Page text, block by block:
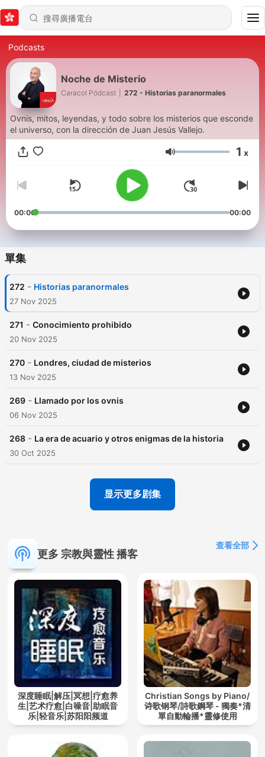
Podcasts
Noche de Misterio
Caracol Pódcast 272 - Historias paranormales
Ovnis, mitos, leyendas, y todo sobre los misterios que esconde
el universo, con la dirección de Juan Jesús Vallejo.
音量 1 x
00:00 00:00
單集
272 - Historias paranormales
27 Nov 2025
271 - Conocimiento prohibido
20 Nov 2025
270 - Londres, ciudad de misterios
13 Nov 2025
269 - Llamado por los ovnis
06 Nov 2025
268 - La era de acuario y otros enigmas de la historia
30 Oct 2025
显示更多剧集
更多 宗教與靈性 播客
查看全部
深度睡眠|解压|冥想|疗愈养
生|艺术疗愈|白噪音|助眠音
乐|轻音乐|苏阳阳频道
Christian Songs by Piano/
诗歌钢琴/詩歌鋼琴 - 獨奏*清
單自動輪播*靈修使用